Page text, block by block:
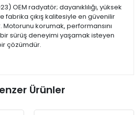
OEM radyatör; dayanıklılığı, yüksek
fabrika çıkış kalitesiyle en güvenilir
korumak, performansını
sürüş deneyimi yaşamak isteyen
çözümdür.
Ürünler